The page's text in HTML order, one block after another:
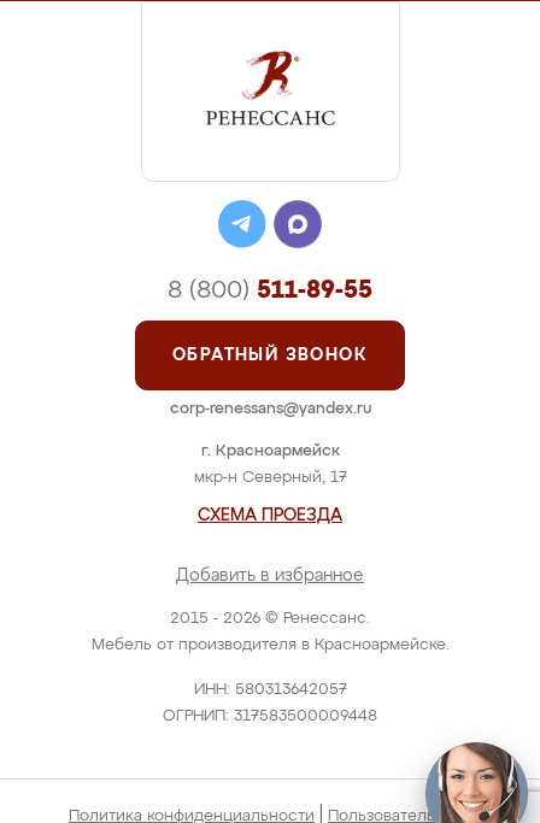
2015 - 2026 © Ренессанс.
Мебель от производителя в Красноармейске.
ИНН: 580313642057
ОГРНИП: 317583500009448
г. Красноармейск
мкр-н Северный, 17
СХЕМА ПРОЕЗДА
Добавить в избранное
8 (800) 511-89-55
ОБРАТНЫЙ ЗВОНОК
corp-renessans@yandex.ru
Политика конфиденциальности Пользовательское